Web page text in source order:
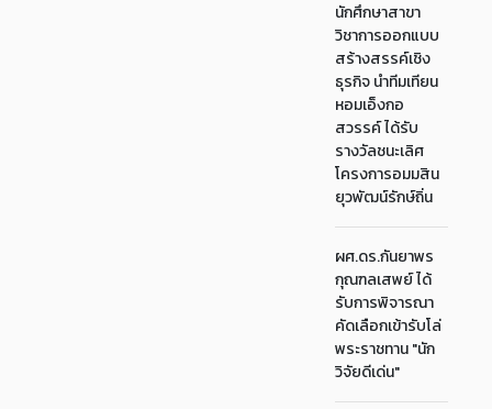
นักศึกษาสาขา
วิชาการออกแบบ
สร้างสรรค์เชิง
ธุรกิจ นำทีมเทียน
หอมเอ็งกอ
สวรรค์ ได้รับ
รางวัลชนะเลิศ
โครงการอมมสิน
ยุวพัฒน์รักษ์ถิ่น
ผศ.ดร.กันยาพร
กุณฑลเสพย์ ได้
รับการพิจารณา
คัดเลือกเข้ารับโล่
พระราชทาน "นัก
วิจัยดีเด่น"